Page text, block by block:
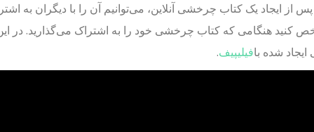
پس از ایجاد یک کتاب چرخشی آنلاین، می‌توانیم آن را با دیگران به
هنگامی که کتاب چرخشی خود را به اشتراک می‌گذارید. در این
شده بافیلیپیف.